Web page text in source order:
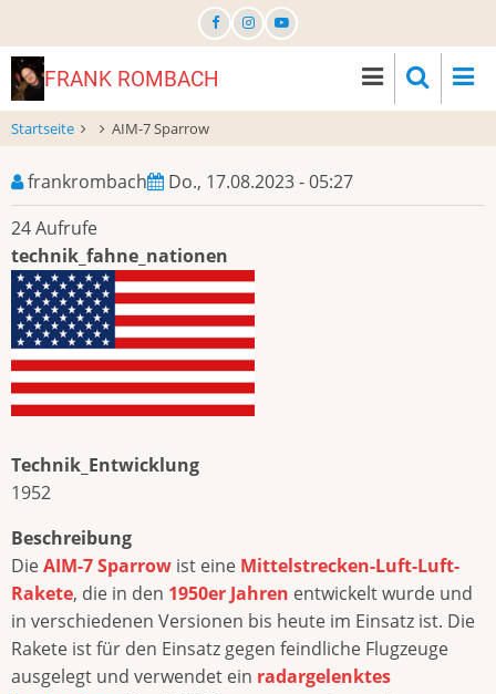
zum
InhaltFRANK ROMBACH
Startseite AIM-7 Sparrow
frankrombach
Do., 17.08.2023 - 05:27
24 Aufrufe
technik_fahne_nationen
Technik_Entwicklung
1952
Beschreibung
DieAIM-7 Sparrow ist eine Mittelstrecken-Luft-Luft-
Rakete, die in den 1950er Jahren entwickelt wurde und
in verschiedenen Versionen bis heute im Einsatz ist. Die
Rakete ist für den Einsatz gegen feindliche Flugzeuge
ausgelegt und verwendet ein radargelenktes